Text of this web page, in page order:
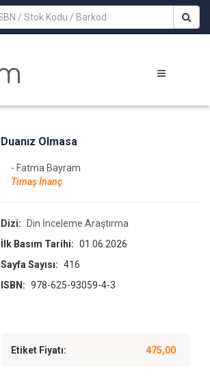
Duanız Olmasa
- Fatma Bayram
Timaş İnanç
Dizi:
Din İnceleme Araştırma
İlk Basım Tarihi: 01.06.2026
Sayfa Sayısı: 416
ISBN: 978-625-93059-4-3
Etiket Fiyatı: 475,00